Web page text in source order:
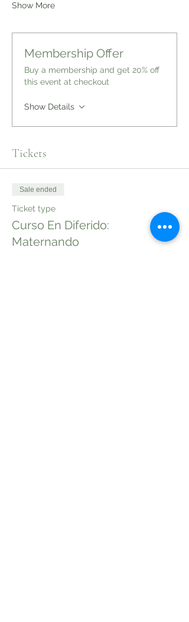
Show More
Membership Offer
Buy a membership and get 20% off
this event at checkout
Show Details
Tickets
Sale ended
Ticket type
Curso En Diferido:
Maternando